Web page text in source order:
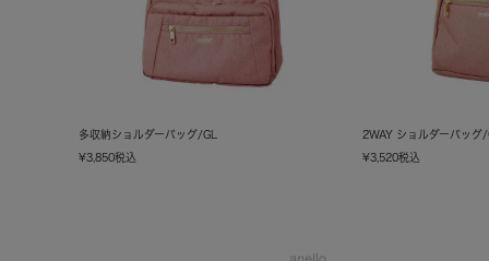
多収納ショルダーバッグ/GL
¥3,850税込
2WAY ショルダーバッグ
¥3,520税込